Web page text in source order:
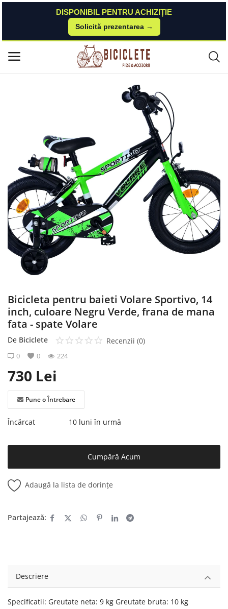
DISPONIBIL PENTRU ACHIZIȚIE
Solicită prezentarea →
Meniu principal
Listă de dorințe
Contact
Blog
Autentificare
Înregistrare
Biciclete
Bicicleta pentru baieti Volare Sportivo, 14 inch, culoare Negru Verde, fran
a de mana fata - spate Volare
Bicicleta pentru baieti Volare Sportivo, 14
inch, culoare Negru Verde, frana de mana
fata - spate Volare
De Biciclete Recenzii (0)
0 0 224
730 Lei
Pune o Întrebare
Încărcat 10 luni în urmă
Cumpără Acum
Adaugă la lista de dorințe
Partajează:
Descriere
Specificatii: Greutate neta: 9 kg Greutate bruta: 10 kg